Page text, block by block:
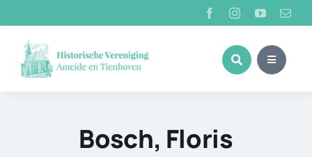
naar
inhoud
Bosch, Floris